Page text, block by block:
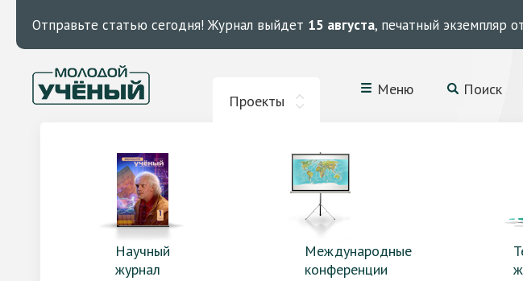
Отправьте статью сегодня! Журнал выйдет 15 августа, печатный экземпляр
Проекты
Меню Поиск
Научный
журнал
Международные
конференции